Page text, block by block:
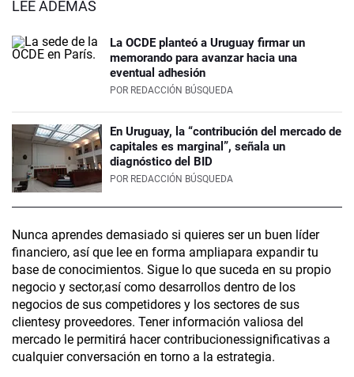
LEÉ ADEMÁS
La OCDE planteó a Uruguay firmar un
memorando para avanzar hacia una
eventual adhesión
POR REDACCIÓN BÚSQUEDA
En Uruguay, la “contribución del mercado de
capitales es marginal”, señala un
diagnóstico del BID
POR REDACCIÓN BÚSQUEDA
Nunca aprendes demasiado si quieres ser un buen líder
financiero, así que lee en forma ampliapara expandir tu
base de conocimientos. Sigue lo que suceda en su propio
negocio y sector,así como desarrollos dentro de los
negocios de sus competidores y los sectores de sus
clientesy proveedores. Tener información valiosa del
mercado le permitirá hacer contribucionessignificativas a
cualquier conversación en torno a la estrategia.